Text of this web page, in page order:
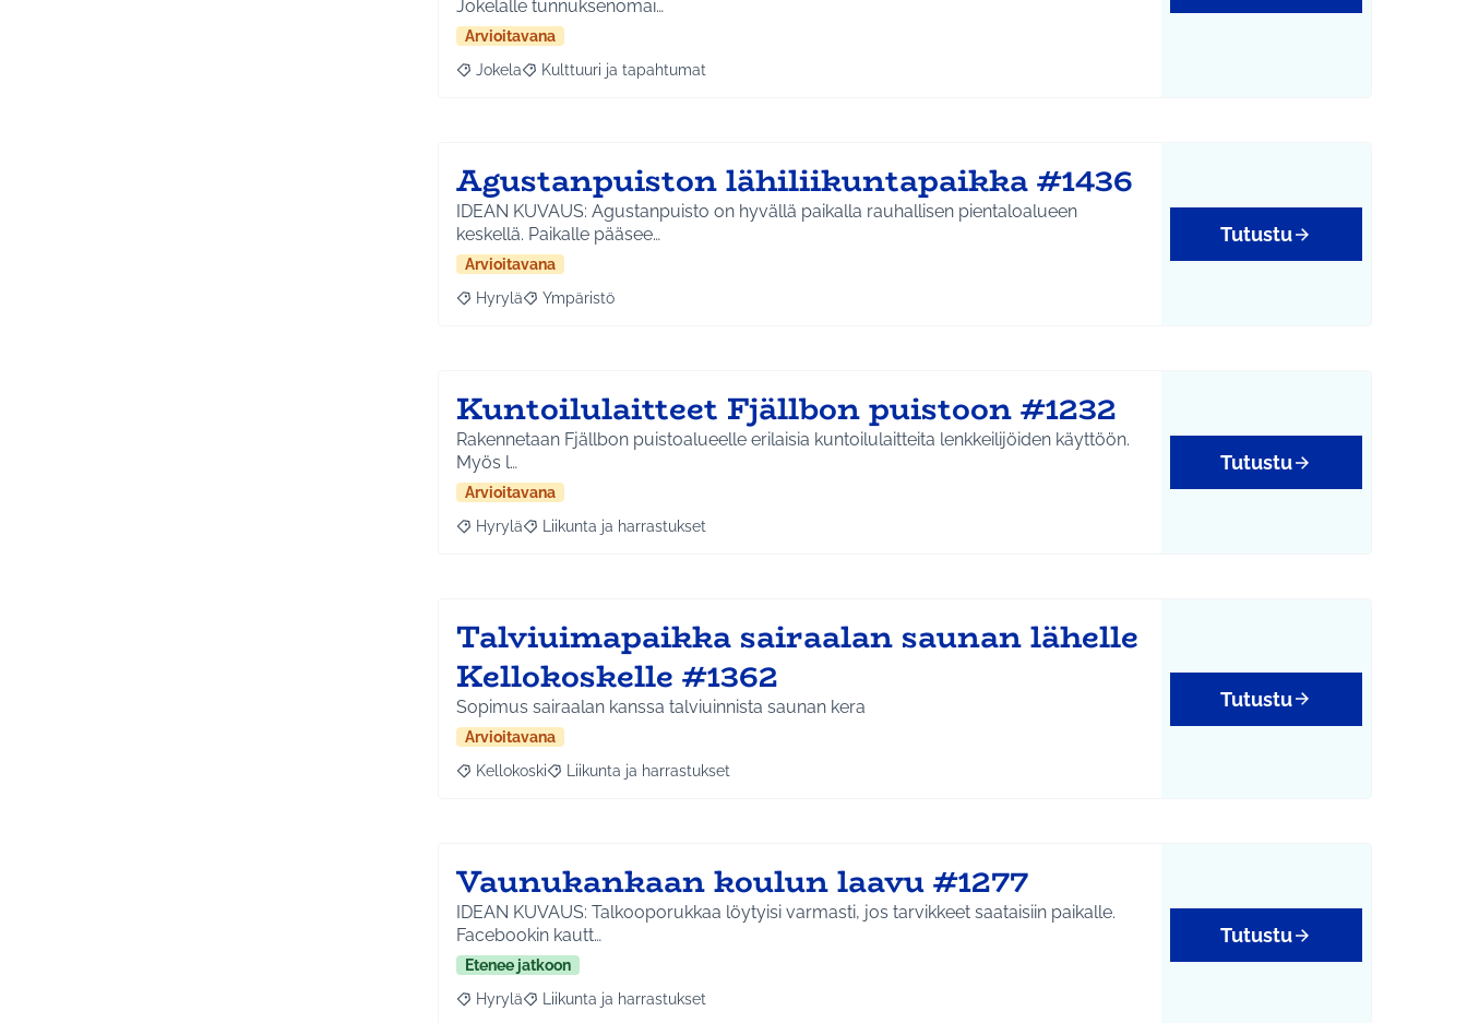
Jokelalle tunnuksenomai…
Arvioitavana
Rajaa tulokset aihepiirin mukaan: Jokela
Jokela Rajaa tulokset teeman mukaan: Kulttuuri ja tapahtumat
Kulttuuri ja tapahtumat
Agustanpuiston lähiliikuntapaikka #1436
IDEAN KUVAUS: Agustanpuisto on hyvällä paikalla rauhallisen pientaloalueen
keskellä. Paikalle pääsee…
Arvioitavana
Rajaa tulokset aihepiirin mukaan: Hyrylä
Hyrylä Rajaa tulokset teeman mukaan: Ympäristö
Ympäristö
Tutustu
Kuntoilulaitteet Fjällbon puistoon #1232
Rakennetaan Fjällbon puistoalueelle erilaisia kuntoilulaitteita lenkkeilijöiden käyttöön.
Myös l…
Arvioitavana
Rajaa tulokset aihepiirin mukaan: Hyrylä
Hyrylä Rajaa tulokset teeman mukaan: Liikunta ja harrastukset
Liikunta ja harrastukset
Tutustu
Talviuimapaikka sairaalan saunan lähelle
Kellokoskelle #1362
Sopimus sairaalan kanssa talviuinnista saunan kera
Arvioitavana
Rajaa tulokset aihepiirin mukaan: Kellokoski
Kellokoski Rajaa tulokset teeman mukaan: Liikunta ja harrastukset
Liikunta ja harrastukset
Tutustu
Vaunukankaan koulun laavu #1277
IDEAN KUVAUS: Talkooporukkaa löytyisi varmasti, jos tarvikkeet saataisiin paikalle.
Facebookin kautt…
Etenee jatkoon
Rajaa tulokset aihepiirin mukaan: Hyrylä
Hyrylä Rajaa tulokset teeman mukaan: Liikunta ja harrastukset
Liikunta ja harrastukset
Tutustu